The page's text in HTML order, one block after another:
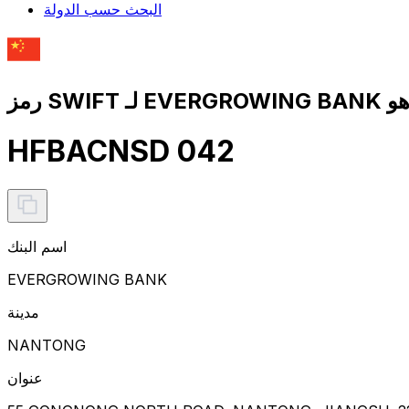
البحث حسب الدولة
رمز SWIFT لـ EVERGROWING BANK هو
HFBACNSD 042
اسم البنك
EVERGROWING BANK
مدينة
NANTONG
عنوان